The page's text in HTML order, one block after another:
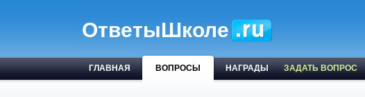
ОтветыШколе
ГЛАВНАЯ ВОПРОСЫ НАГРАДЫ ЗАДАТЬ ВОПРОС